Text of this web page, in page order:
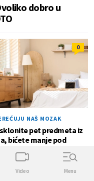
dobro u
0
NAŠ MOZAK
pet predmeta iz
bićete manje pod
Video Menu